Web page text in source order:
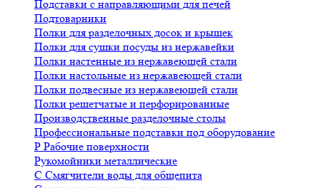
Подставки с направляющими для печей
Подтоварники
Полки для разделочных досок и крышек
Полки для сушки посуды из нержавейки
Полки настенные из нержавеющей стали
Полки настольные из нержавеющей стали
Полки подвесные из нержавеющей стали
Полки решетчатые и перфорированные
Производственные разделочные столы
Профессиональные подставки под оборудование
Р Рабочие поверхности
Рукомойники металлические
С Смягчители воды для общепита